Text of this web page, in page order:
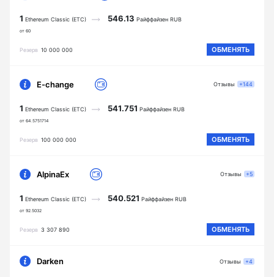
1 Ethereum Classic (ETC)
от 60
546.13 Райффайзен RUB
Резерв 10 000 000 ОБМЕНЯТЬ
E-change
1 Ethereum Classic (ETC)
от 64.5751714
541.751 Райффайзен RUB
Резерв 100 000 000 ОБМЕНЯТЬ
Отзывы +144
AlpinaEx
1 Ethereum Classic (ETC)
от 92.5032
540.521 Райффайзен RUB
Резерв 3 307 890 ОБМЕНЯТЬ
Отзывы +5
Darken Отзывы +4